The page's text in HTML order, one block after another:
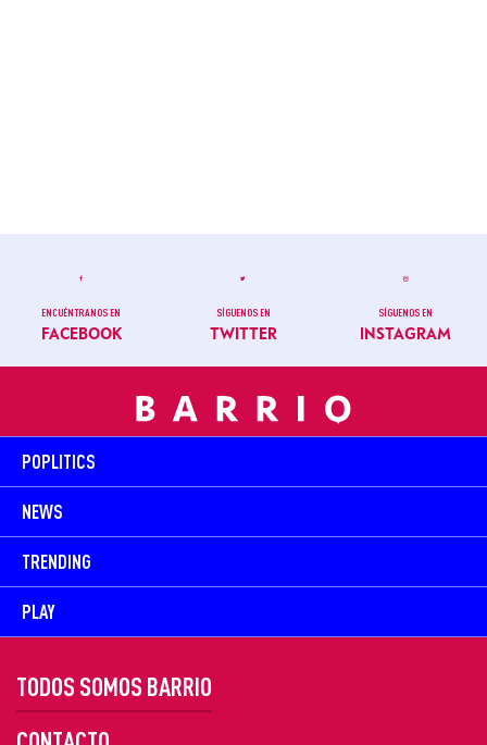
ENCUÉNTRANOS EN
FACEBOOK
SÍGUENOS EN
TWITTER
SÍGUENOS EN
INSTAGRAM
POPLITICS
NEWS
TRENDING
PLAY
TODOS SOMOS BARRIO